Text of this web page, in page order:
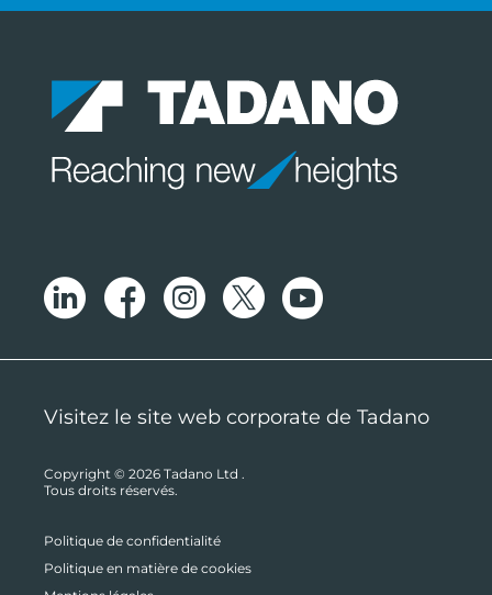
Visitez le site web corporate de Tadano
Copyright © 2026 Tadano Ltd .
Tous droits réservés.
Politique de confidentialité
Politique en matière de cookies